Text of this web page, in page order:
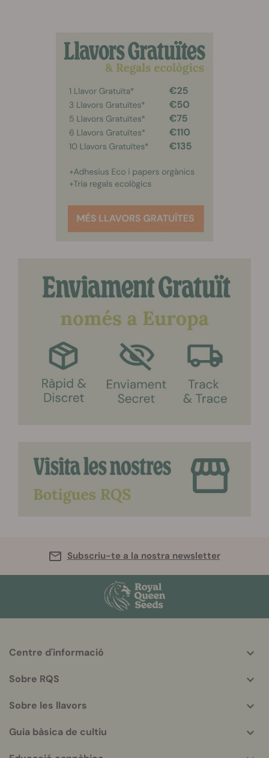
Subscriu-te a la nostra newsletter
More
info
Centre d'informació
Sobre RQS
Sobre les llavors
Guia bàsica de cultiu